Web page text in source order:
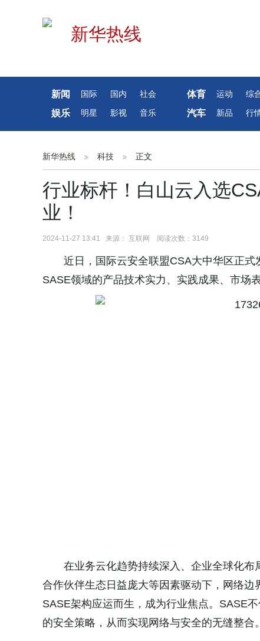
新闻 国际 国内 社会 体育 运动 综
娱乐 明星 影视 音乐 汽车 新品 行
新华热线 科技 正文
行业标杆！白山云入选
业！
2024-11-27 13:41 来源： 互联网 阅读次数：3149
近日，国际云安全联盟CSA大中华区正
SASE领域的产品技术实力、实践成果、市场
在业务云化趋势持续深入、企业全球化布
合作伙伴生态日益庞大等因素驱动下，网络边
SASE架构应运而生，成为行业焦点。SASE
的安全策略，从而实现网络与安全的无缝整合。